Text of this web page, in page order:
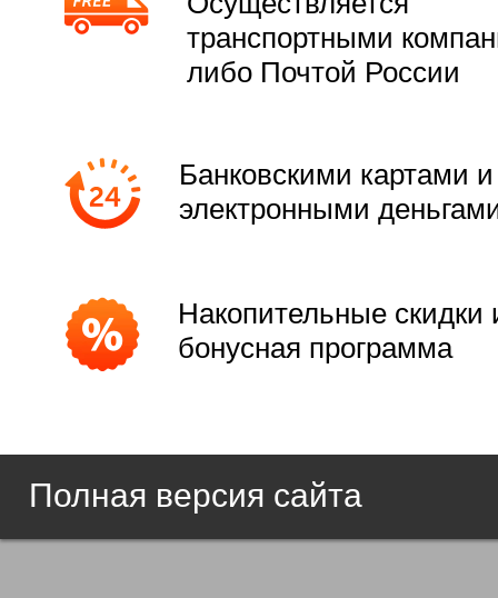
транспортными
либо Почтой России
Банковскими картами и
электронными
Накопительные скидки
бонусная программа
Полная версия сайта